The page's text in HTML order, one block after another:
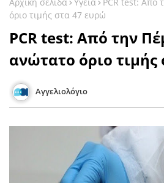
όριο τιμής στα 47 ευρώ
PCR test: Από την
ανώτατο όριο
Αγγελιολόγιο